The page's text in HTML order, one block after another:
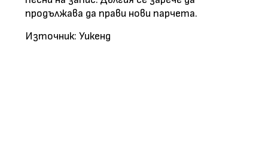
продължава да прави нови парчета.
Източник: Уикенд